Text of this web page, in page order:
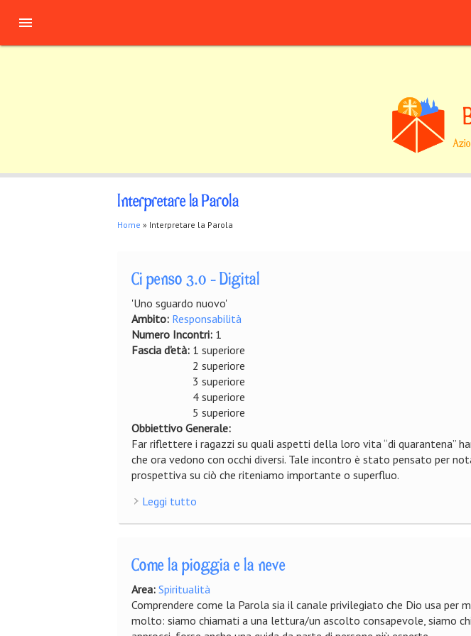

Interpretare la Parola
Tu sei qui
Home » Interpretare la Parola
Ci penso 3.0 - Digital
'Uno sguardo nuovo'
Ambito: Responsabilità
Numero Incontri: 1
Fascia d'età: 1 superiore
2 superiore
3 superiore
4 superiore
5 superiore
Obbiettivo Generale:
Far riflettere i ragazzi su quali aspetti della loro vita “di quarantena”
che ora vedono con occhi diversi. Tale incontro è stato pensato per
prospettiva su ciò che riteniamo importante o superfluo.
Leggi tutto
Come la pioggia e la neve
Area: Spiritualità
Comprendere come la Parola sia il canale privilegiato che Dio usa per
molto: siamo chiamati a una lettura/un ascolto consapevole, siamo